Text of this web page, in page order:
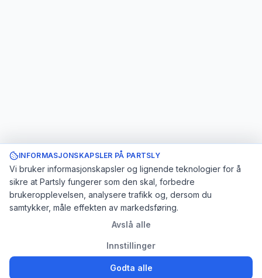
INFORMASJONSKAPSLER PÅ PARTSLY
Vi bruker informasjonskapsler og lignende teknologier for å
sikre at Partsly fungerer som den skal, forbedre
brukeropplevelsen, analysere trafikk og, dersom du
samtykker, måle effekten av markedsføring.
Avslå alle
Innstillinger
Godta alle